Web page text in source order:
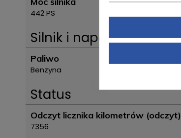
442 PS
Silnik i napęd
Paliwo
Benzyna
Status
Odczyt licznika kilometrów (odczyt)
7356